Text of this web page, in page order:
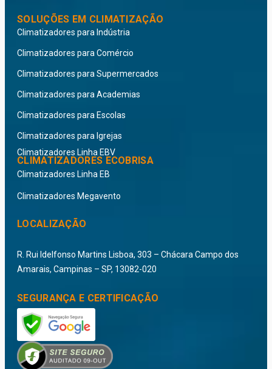
CLIMATIZADORES ECOBRISA
Climatizadores Linha EBV
Climatizadores Linha EB
Climatizadores Megavento
SOLUÇÕES EM CLIMATIZAÇÃO
Climatizadores para Indústria
Climatizadores para Comércio
Climatizadores para Supermercados
Climatizadores para Academias
Climatizadores para Escolas
Climatizadores para Igrejas
LOCALIZAÇÃO
R. Rui Idelfonso Martins Lisboa, 303 – Chácara Campo dos
Amarais, Campinas – SP, 13082-020
SEGURANÇA E CERTIFICAÇÃO